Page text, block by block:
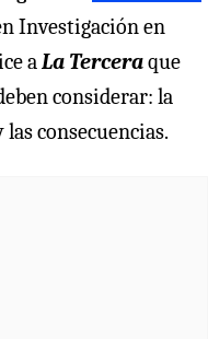
Investigación en
aLa Terceraque
considerar: la
consecuencias.